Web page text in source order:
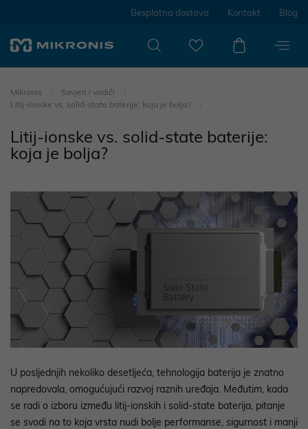
Besplatna dostava Kontakt Blog
Mikronis
Savjeti i vodiči
Litij-ionske vs. solid-state baterije: koja je bolja?
Litij-ionske vs. solid-state baterije:
koja je bolja?
U posljednjih nekoliko desetljeća, tehnologija baterija je znatno
napredovala, omogućujući razvoj raznih uređaja. Međutim, kada
se radi o izboru između litij-ionskih i solid-state baterija, pitanje
se svodi na to koja vrsta nudi bolje performanse, sigurnost i manji